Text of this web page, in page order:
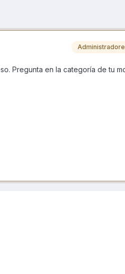
Pregunta en la categoría de tu